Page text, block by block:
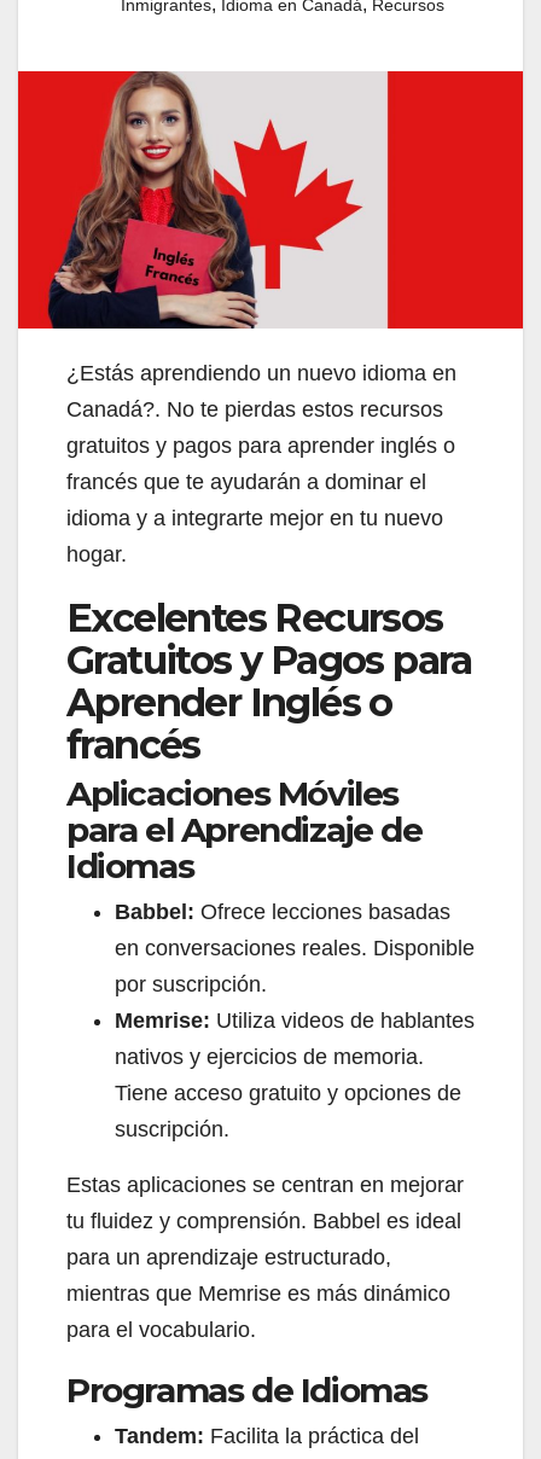
Inmigrantes, Idioma en Canadá, Recursos
¿Estás aprendiendo un nuevo idioma en
Canadá?. No te pierdas estos recursos
gratuitos y pagos para aprender inglés o
francés que te ayudarán a dominar el
idioma y a integrarte mejor en tu nuevo
hogar.
Excelentes Recursos
Gratuitos y Pagos para
Aprender Inglés o
francés
Aplicaciones Móviles
para el Aprendizaje de
Idiomas
Babbel: Ofrece lecciones basadas
en conversaciones reales. Disponible
por suscripción.
Memrise: Utiliza videos de hablantes
nativos y ejercicios de memoria.
Tiene acceso gratuito y opciones de
suscripción.
Estas aplicaciones se centran en mejorar
tu fluidez y comprensión. Babbel es ideal
para un aprendizaje estructurado,
mientras que Memrise es más dinámico
para el vocabulario.
Programas de Idiomas
Tandem: Facilita la práctica del